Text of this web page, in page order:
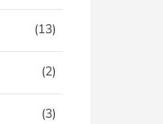
(13)
(2)
(3)